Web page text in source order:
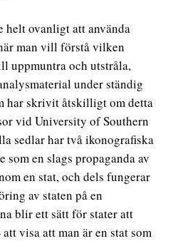
helt ovanligt att använda
man vill förstå vilken
uppmuntra och utstråla,
under ständig
har skrivit åtskilligt om detta
vid University of Southern
sedlar har två ikonografiska
en slags propaganda av
en stat, och dels fungerar
av staten på en
blir ett sätt för stater att
visa att man är en stat som